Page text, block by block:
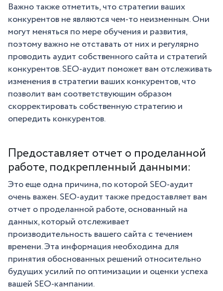
Важно также отметить, что стратегии ваших
конкурентов не являются чем-то неизменным. Они
могут меняться по мере обучения и развития,
поэтому важно не отставать от них и регулярно
проводить аудит собственного сайта и стратегий
конкурентов. SEO-аудит поможет вам отслеживать
изменения в стратегии ваших конкурентов, что
позволит вам соответствующим образом
скорректировать собственную стратегию и
опередить конкурентов.
Предоставляет отчет о проделанной
работе, подкрепленный данными:
Это еще одна причина, по которой SEO-аудит
очень важен. SEO-аудит также предоставляет вам
отчет о проделанной работе, основанный на
данных, который отслеживает
производительность вашего сайта с течением
времени. Эта информация необходима для
принятия обоснованных решений относительно
будущих усилий по оптимизации и оценки успеха
вашей SEO-кампании.